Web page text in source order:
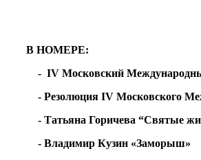
В НОМЕРЕ:
- IV Московский
- Резолюция IV Московского
- Татьяна Горичева “Святые
- Владимир Кузин «Заморыш»